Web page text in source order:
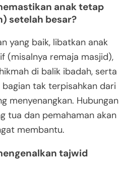
anak tetap
setelah besar?
yang baik, libatkan anak
(misalnya remaja masjid),
di balik ibadah, serta
tak terpisahkan dari
menyenangkan. Hubungan
tua dan pemahaman akan
membantu.
tajwid